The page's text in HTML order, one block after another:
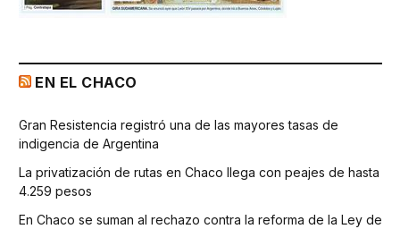
EN EL CHACO
Gran Resistencia registró una de las mayores tasas de
indigencia de Argentina
La privatización de rutas en Chaco llega con peajes de hasta
4.259 pesos
En Chaco se suman al rechazo contra la reforma de la Ley de